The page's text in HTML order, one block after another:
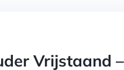
Vrijstaand